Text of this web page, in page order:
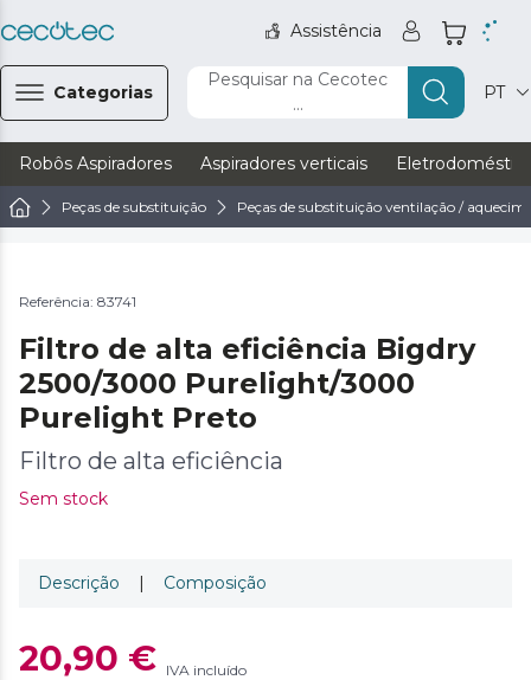
Assistência
Categorias
Pesquisar na Cecotec
...
PT
Robôs Aspiradores Aspiradores verticais
Peças de substituição Peças de substituição ventilação /
Referência: 83741
Filtro de alta eficiência Bigdry
2500/3000 Purelight/3000
Purelight Preto
Filtro de alta eficiência
Sem stock
Descrição | Composição
20,90 € IVA incluído